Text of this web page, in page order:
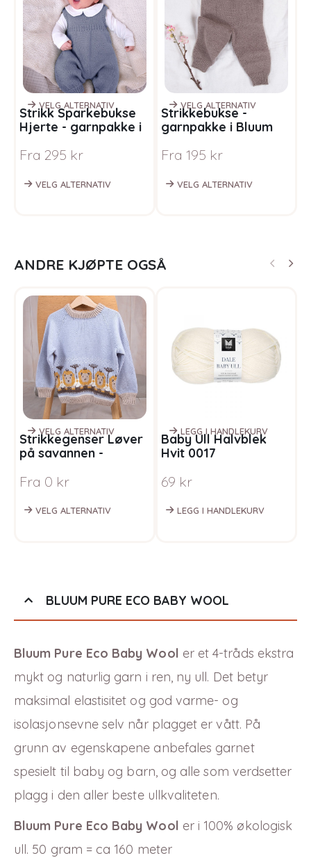
VELG ALTERNATIV
Strikk Sparkebukse
Hjerte - garnpakke i
Wool
Fra 295 kr
VELG ALTERNATIV
VELG ALTERNATIV
Strikkebukse -
garnpakke i Bluum
Fra 195 kr
VELG ALTERNATIV
ANDRE KJØPTE OGSÅ
VELG ALTERNATIV
Strikkegenser Løver
på savannen -
Soft Merino Ull
Fra 0 kr
VELG ALTERNATIV
LEGG I HANDLEKURV
Baby Ull Halvblek
Hvit 0017
69 kr
LEGG I HANDLEKURV
BLUUM PURE ECO BABY WOOL
Bluum Pure Eco Baby Wool er et 4-tråds ekstra
mykt og naturlig garn i ren, ny ull. Det betyr
maksimal elastisitet og god varme- og
isolasjonsevne selv når plagget er vått. På
grunn av egenskapene anbefales garnet
spesielt til baby og barn, og alle som verdsetter
plagg i den aller beste ullkvaliteten.
Bluum Pure Eco Baby Wool er i 100% økologisk
ull. 50 gram = ca 160 meter